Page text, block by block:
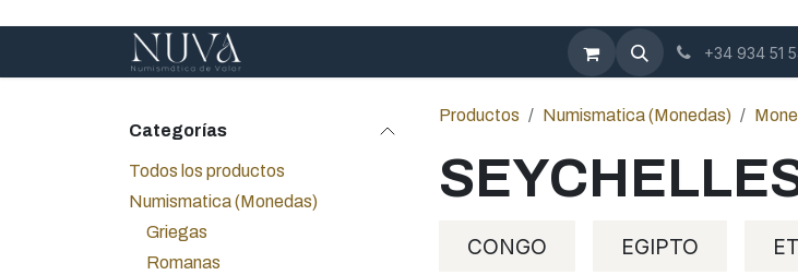
Ir al contenido Contáctenos Blog
+34 934 51
Categorías
Todos los productos
Numismatica (Monedas)
Griegas
Romanas
Productos Numismatica (Monedas)
CONGO EGIPTO